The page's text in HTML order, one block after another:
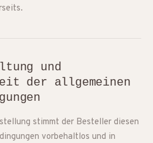
und
der allgemeinen
stimmt der Besteller diesen
vorbehaltlos und in